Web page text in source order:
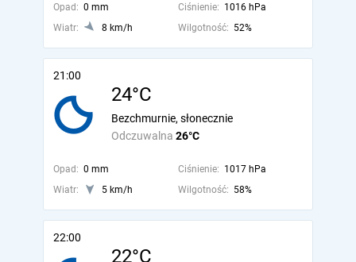
Opad: 0 mm Ciśnienie: 1016 hPa
Wiatr:
8 km/h Wilgotność: 52%
21:00
24°C
Odczuwalna 26°C
Bezchmurnie, słonecznie
Opad: 0 mm Ciśnienie: 1017 hPa
Wiatr:
5 km/h Wilgotność: 58%
22:00
22°C